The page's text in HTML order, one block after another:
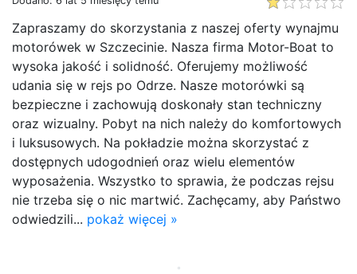
Zapraszamy do skorzystania z naszej oferty wynajmu
motorówek w Szczecinie. Nasza firma Motor-Boat to
wysoka jakość i solidność. Oferujemy możliwość
udania się w rejs po Odrze. Nasze motorówki są
bezpieczne i zachowują doskonały stan techniczny
oraz wizualny. Pobyt na nich należy do komfortowych
i luksusowych. Na pokładzie można skorzystać z
dostępnych udogodnień oraz wielu elementów
wyposażenia. Wszystko to sprawia, że podczas rejsu
nie trzeba się o nic martwić. Zachęcamy, aby Państwo
odwiedzili... pokaż więcej »